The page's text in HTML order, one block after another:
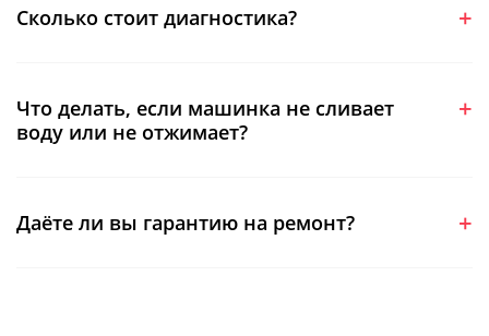
Сколько стоит диагностика?
Что делать, если машинка не сливает
воду или не отжимает?
Даёте ли вы гарантию на ремонт?